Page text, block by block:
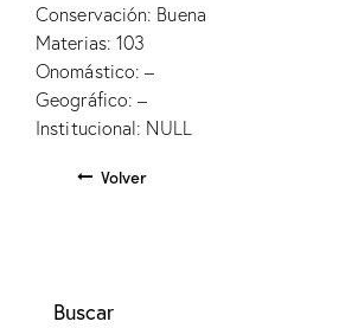
Conservación: Buena
Materias: 103
Onomástico: –
Geográfico: –
Institucional: NULL
Volver
Buscar